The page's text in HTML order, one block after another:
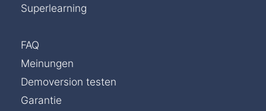
Superlearning
FAQ
Meinungen
Demoversion testen
Garantie